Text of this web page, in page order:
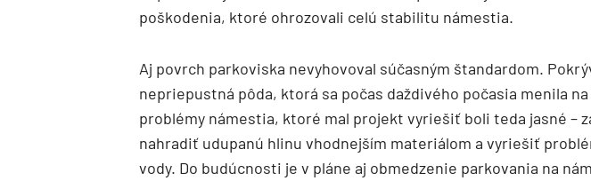
poškodenia, ktoré ohrozovali celú stabilitu námestia.
Aj povrch parkoviska nevyhovoval súčasným štandardom.
nepriepustná pôda, ktorá sa počas daždivého počasia menila
problémy námestia, ktoré mal projekt vyriešiť boli teda jasné –
nahradiť udupanú hlinu vhodnejším materiálom a vyriešiť
vody. Do budúcnosti je v pláne aj obmedzenie parkovania na